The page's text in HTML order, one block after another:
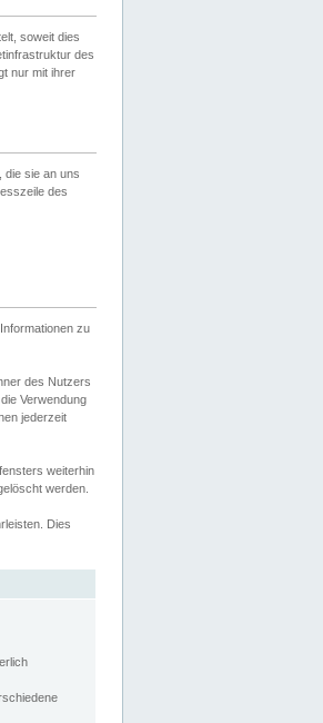
soweit dies
des
nur mit ihrer
die sie an uns
des
zu
des Nutzers
Verwendung
jederzeit
weiterhin
werden.
Dies